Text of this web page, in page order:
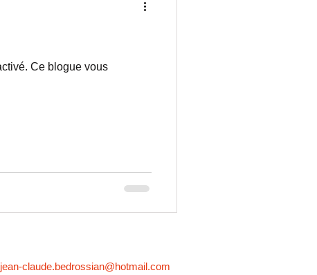
Ce blogue vous
jean-claude.bedrossian@hotmail.com